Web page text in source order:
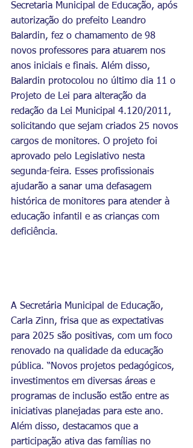
Secretaria Municipal de Educação, após
autorização do prefeito Leandro
Balardin, fez o chamamento de 98
novos professores para atuarem nos
anos iniciais e finais. Além disso,
Balardin protocolou no último dia 11 o
Projeto de Lei para alteração da
redação da Lei Municipal 4.120/2011,
solicitando que sejam criados 25 novos
cargos de monitores. O projeto foi
aprovado pelo Legislativo nesta
segunda-feira. Esses profissionais
ajudarão a sanar uma defasagem
histórica de monitores para atender à
educação infantil e as crianças com
deficiência.
A Secretária Municipal de Educação,
Carla Zinn, frisa que as expectativas
para 2025 são positivas, com um foco
renovado na qualidade da educação
pública. “Novos projetos pedagógicos,
investimentos em diversas áreas e
programas de inclusão estão entre as
iniciativas planejadas para este ano.
Além disso, destacamos que a
participação ativa das famílias no